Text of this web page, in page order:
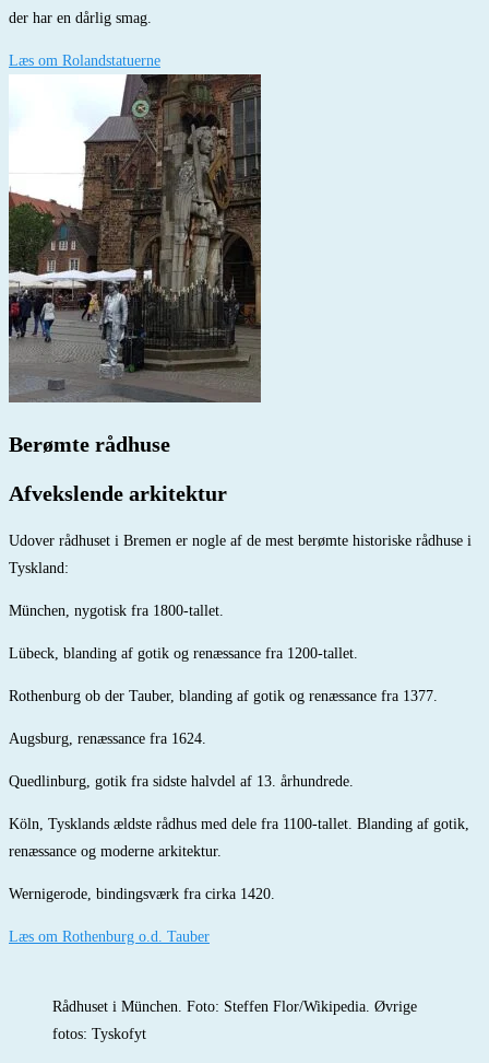
der har en dårlig smag.
Læs om Rolandstatuerne
Berømte rådhuse
Afvekslende arkitektur
Udover rådhuset i Bremen er nogle af de mest berømte historiske rådhuse i
Tyskland:
München, nygotisk fra 1800-tallet.
Lübeck, blanding af gotik og renæssance fra 1200-tallet.
Rothenburg ob der Tauber, blanding af gotik og renæssance fra 1377.
Augsburg, renæssance fra 1624.
Quedlinburg, gotik fra sidste halvdel af 13. århundrede.
Köln, Tysklands ældste rådhus med dele fra 1100-tallet. Blanding af gotik,
renæssance og moderne arkitektur.
Wernigerode, bindingsværk fra cirka 1420.
Læs om Rothenburg o.d. Tauber
Rådhuset i München. Foto: Steffen Flor/Wikipedia. Øvrige
fotos: Tyskofyt